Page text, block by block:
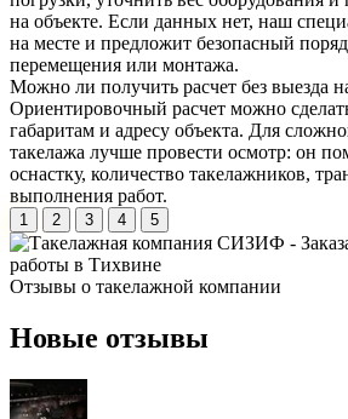
на объекте. Если данных нет, наш
на месте и предложит безопасный
перемещения или монтажа.
Можно ли получить расчет без выезда
Ориентировочный расчет можно
габаритам и адресу объекта. Для
такелажа лучше провести осмотр: он
оснастку, количество такелажников,
выполнения работ.
1 2 3 4 5
Отзывы о такелажной компании
Новые отзывы